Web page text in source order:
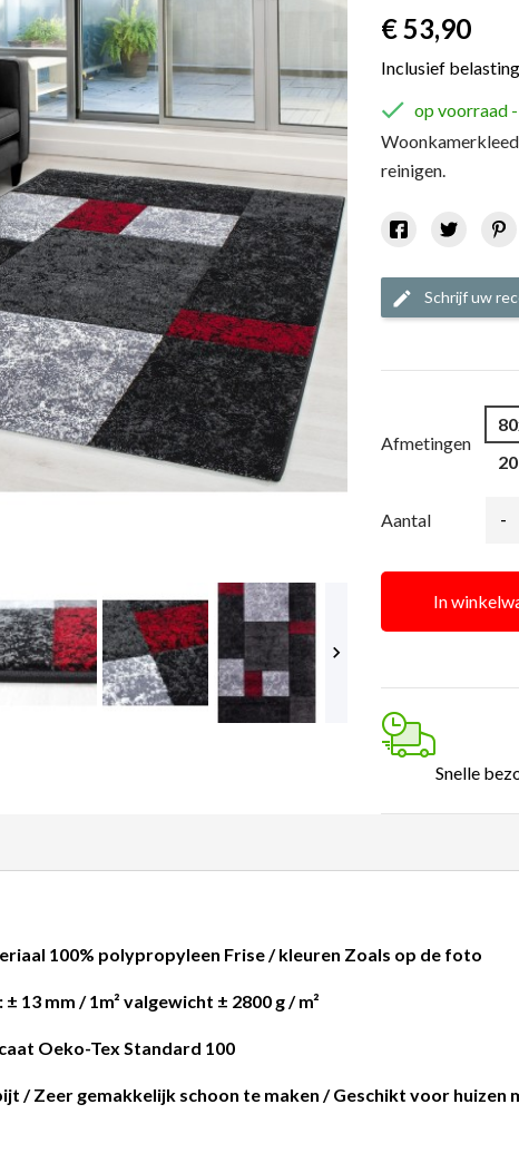

€ 53,90
Inclusief belasting
 op voorraad
reinigen.
edit Schrijf uw
Afmetingen
Aantal -
In
Snelle
100% polypropyleen Frise / kleuren Zoals op de foto
13 mm / 1m² valgewicht ± 2800 g / m²
Oeko-Tex Standard 100
/ Zeer gemakkelijk schoon te maken / Geschikt voor